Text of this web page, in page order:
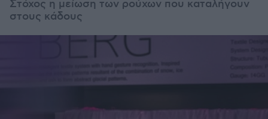
Στόχος η μείωση των ρούχων που καταλήγουν
στους κάδους